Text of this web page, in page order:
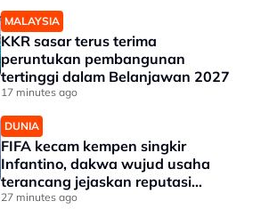
MALAYSIA
KKR sasar terus terima
peruntukan pembangunan
tertinggi dalam Belanjawan 2027
17 minutes ago
DUNIA
FIFA kecam kempen singkir
Infantino, dakwa wujud usaha
terancang jejaskan reputasi
Presiden
27 minutes ago